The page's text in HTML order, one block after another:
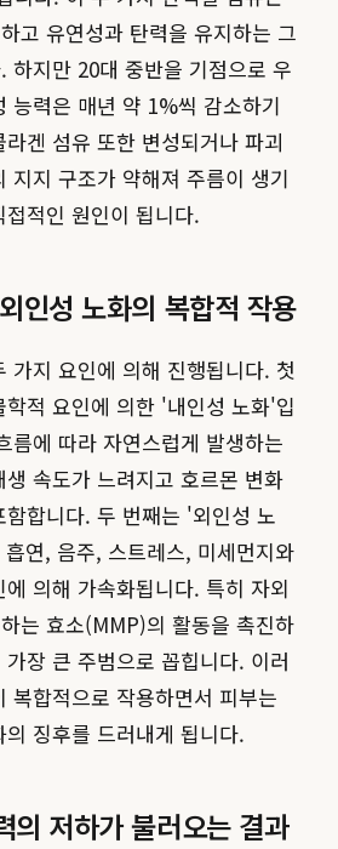
고 유연성과 탄력을 유지하는 그
하지만 20대 중반을 기점으로 우
능력은 매년 약 1%씩 감소하기
겐 섬유 또한 변성되거나 파괴
지지 구조가 약해져 주름이 생기
적인 원인이 됩니다.
인성 노화의 복합적 작용
가지 요인에 의해 진행됩니다. 첫
적 요인에 의한 '내인성 노화'입
름에 따라 자연스럽게 발생하는
속도가 느려지고 호르몬 변화
합니다. 두 번째는 '외인성 노
연, 음주, 스트레스, 미세먼지와
의해 가속화됩니다. 특히 자외
는 효소(MMP)의 활동을 촉진하
장 큰 주범으로 꼽힙니다. 이러
복합적으로 작용하면서 피부는
징후를 드러내게 됩니다.
의 저하가 불러오는 결과